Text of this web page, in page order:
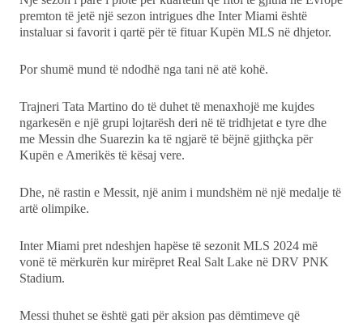
premton të jetë një sezon intrigues dhe Inter Miami është
instaluar si favorit i qartë për të fituar Kupën MLS në dhjetor.
Por shumë mund të ndodhë nga tani në atë kohë.
Trajneri Tata Martino do të duhet të menaxhojë me kujdes
ngarkesën e një grupi lojtarësh deri në të tridhjetat e tyre dhe
me Messin dhe Suarezin ka të ngjarë të bëjnë gjithçka për
Kupën e Amerikës të kësaj vere.
Dhe, në rastin e Messit, një anim i mundshëm në një medalje të
artë olimpike.
Inter Miami pret ndeshjen hapëse të sezonit MLS 2024 më
vonë të mërkurën kur mirëpret Real Salt Lake në DRV PNK
Stadium.
Messi thuhet se është gati për aksion pas dëmtimeve që